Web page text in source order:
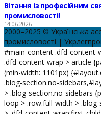
Вітання із професійним
промисловості!
14.06.2026
2000–2025 © Українська
промисловості |
#main-content .dfd-content-
.dfd-content-wrap > article
(min-width: 1101px)
.blog-section.no-
> .blog-section.no-sidebars
loop > .row.full-width >